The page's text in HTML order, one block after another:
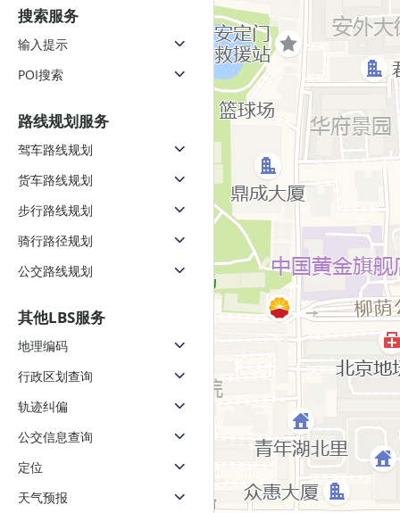
搜索服务
输入提示
POI搜索
路线规划服务
驾车路线规划
货车路线规划
步行路线规划
骑行路径规划
公交路线规划
其他LBS服务
地理编码
行政区划查询
轨迹纠偏
公交信息查询
定位
天气预报